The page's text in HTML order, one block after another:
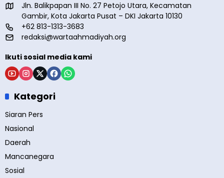
Jln. Balikpapan III No. 27 Petojo Utara, Kecamatan
Gambir, Kota Jakarta Pusat – DKI Jakarta 10130
+62 813-1313-3683
redaksi@wartaahmadiyah.org
Ikuti sosial media kami
Kategori
Siaran Pers
Nasional
Daerah
Mancanegara
Sosial